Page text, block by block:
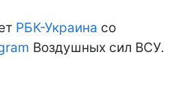
РБК-Украина со
Воздушных сил ВСУ.